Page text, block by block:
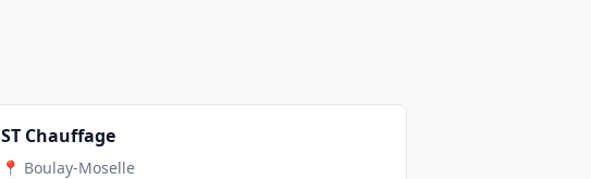
ST Chauffage
📍 Boulay-Moselle